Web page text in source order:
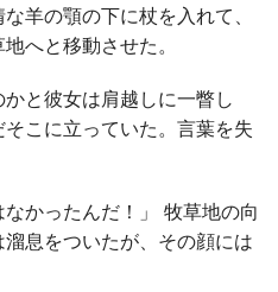
羊の顎の下に杖を入れて、
へと移動させた。
と彼女は肩越しに一瞥し
こに立っていた。言葉を失
なかったんだ！」 牧草地の向
息をついたが、その顔には